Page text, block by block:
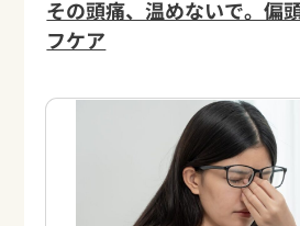
その頭痛、温めないで。偏
フケア